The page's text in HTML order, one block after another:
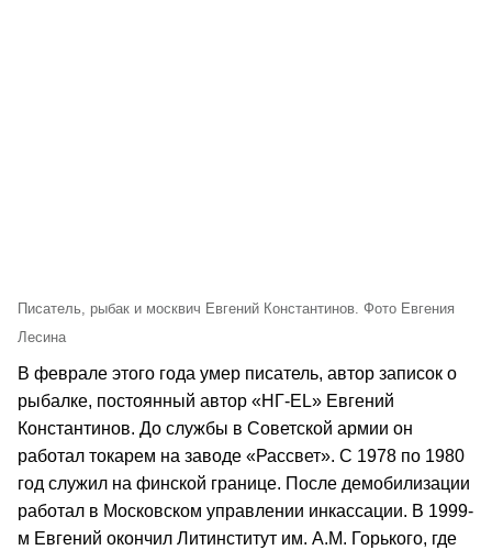
Писатель, рыбак и москвич Евгений Константинов. Фото Евгения
Лесина
В феврале этого года умер писатель, автор записок о
рыбалке, постоянный автор «НГ-EL» Евгений
Константинов. До службы в Советской армии он
работал токарем на заводе «Рассвет». С 1978 по 1980
год служил на финской границе. После демобилизации
работал в Московском управлении инкассации. В 1999-
м Евгений окончил Литинститут им. А.М. Горького, где